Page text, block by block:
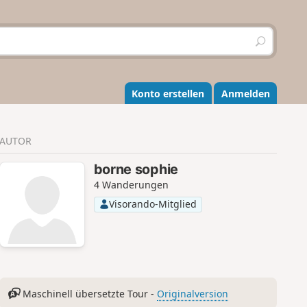
S
u
h
e
n
Konto erstellen Anmelden
AUTOR
borne sophie
4 Wanderungen
Visorando-Mitglied
Maschinell übersetzte Tour - Originalversion